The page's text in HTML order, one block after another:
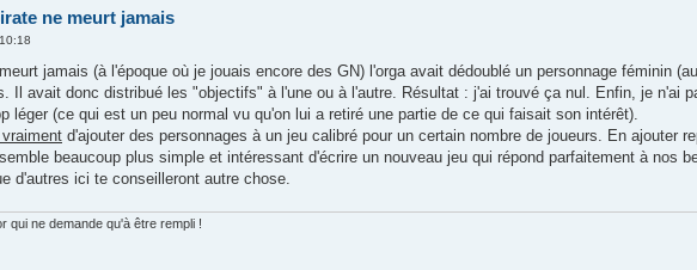
ne meurt jamais
jamais (à l'époque où je jouais encore des GN) l'orga avait dédoublé un personnage féminin
avait donc distribué les "objectifs" à l'une ou à l'autre. Résultat : j'ai trouvé ça nul. Enfin, je n'ai
léger (ce qui est un peu normal vu qu'on lui a retiré une partie de ce qui faisait son intérêt).
d'ajouter des personnages à un jeu calibré pour un certain nombre de joueurs. En ajouter
beaucoup plus simple et intéressant d'écrire un nouveau jeu qui répond parfaitement à nos
d'autres ici te conseilleront autre chose.
qui ne demande qu'à être rempli !